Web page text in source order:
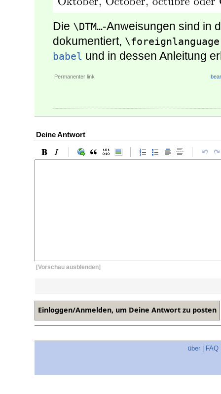
Die \DTM…-Anweisungen sind in
dokumentiert, \foreignlanguage
babel und in dessen Anleitung
Permanenter link
Deine Antwort
[Vorschau ausblenden]
über FAQ